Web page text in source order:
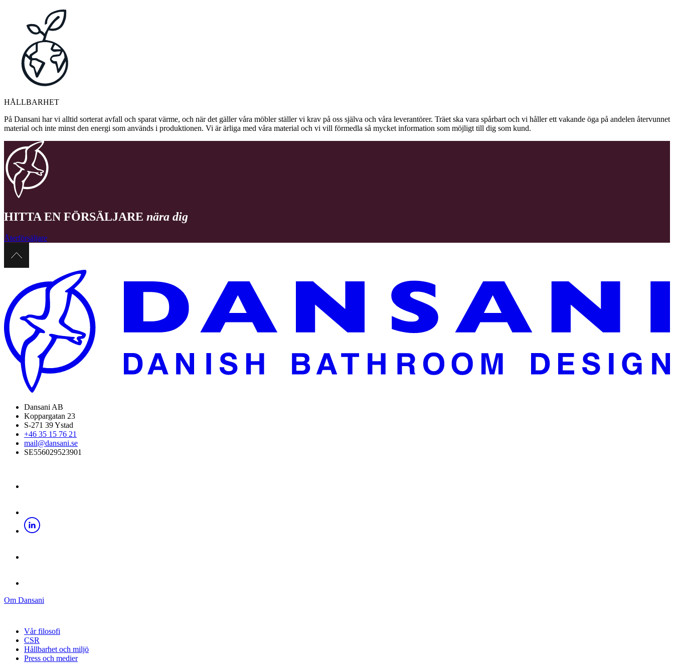
HÅLLBARHET
På Dansani har vi alltid sorterat avfall och sparat värme, och när det gäller våra möbler ställer vi krav på oss själva och våra leverantörer. Träet ska vara spårbart och vi håller ett vakande öga på andelen återvunnet
material och inte minst den energi som används i produktionen. Vi är ärliga med våra material och vi vill förmedla så mycket information som möjligt till dig som kund.
HITTA EN FÖRSÄLJARE nära dig
Återförsäljare
Dansani AB
Koppargatan 23
S-271 39 Ystad
+46 35 15 76 21
mail@dansani.se
SE556029523901
Om Dansani
Vår filosofi
CSR
Hållbarhet och miljö
Press och medier